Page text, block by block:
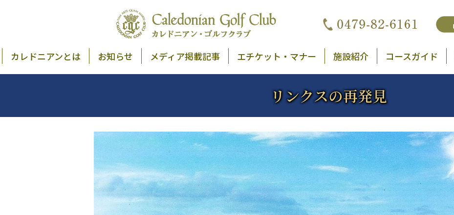
カレドニアンとは お知らせ メディア掲載記事 エチケット・マナー 施設紹介 コースガイド
リンクスの再発見